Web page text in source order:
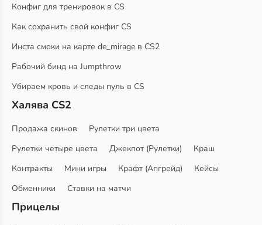
Конфиг для тренировок в CS
Как сохранить свой конфиг CS
Инста смоки на карте de_mirage в CS2
Рабочий бинд на Jumpthrow
Убираем кровь и следы пуль в CS
Халява CS2
Продажа скинов
Рулетки три цвета
Рулетки четыре цвета
Джекпот (Рулетки)
Краш
Контракты
Мини игры Крафт (Апгрейд)
Кейсы
Обменники
Ставки на матчи
Прицелы